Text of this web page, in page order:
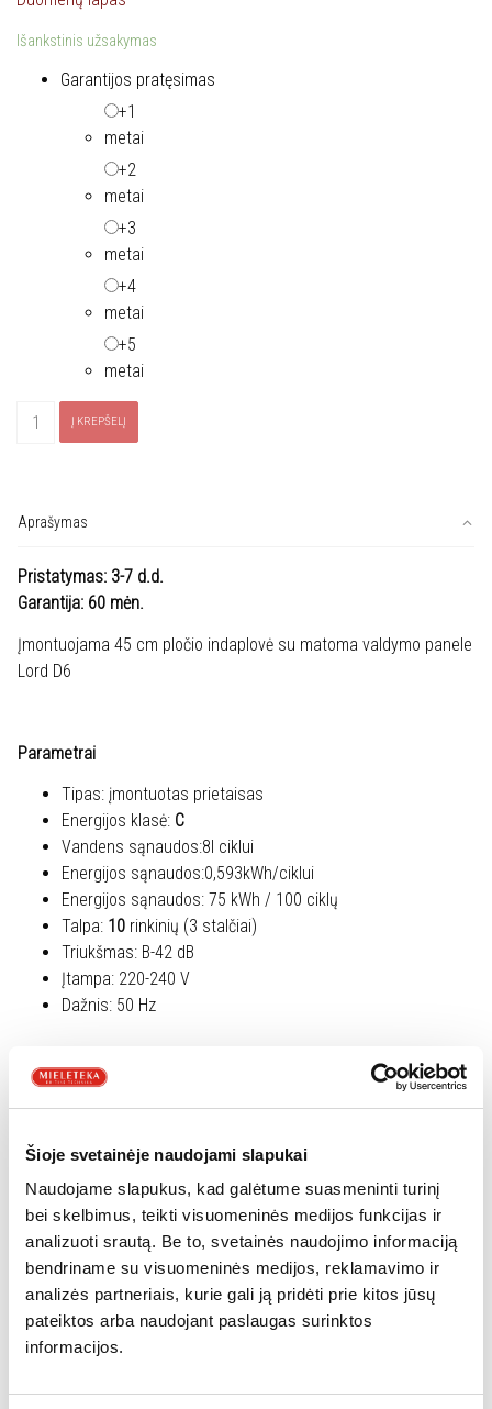
Šioje svetainėje naudojami slapukai
Naudojame slapukus, kad galėtume suasmeninti turinį
bei skelbimus, teikti visuomeninės medijos funkcijas ir
analizuoti srautą. Be to, svetainės naudojimo informaciją
bendriname su visuomeninės medijos, reklamavimo ir
analizės partneriais, kurie gali ją pridėti prie kitos jūsų
pateiktos arba naudojant paslaugas surinktos
informacijos.
Išankstinis užsakymas
Garantijos pratęsimas
+1
metai
+2
metai
+3
metai
+4
metai
+5
metai
produkto
D6
Į KREPŠELĮ
Aprašymas
Pristatymas: 3-7 d.d.
Garantija: 60 mėn.
Įmontuojama 45 cm pločio indaplovė su matoma valdymo panele
Lord D6
Parametrai
Tipas: įmontuotas prietaisas
Energijos klasė: C
Vandens sąnaudos:8l ciklui
Energijos sąnaudos:0,593kWh/ciklui
Energijos sąnaudos: 75 kWh / 100 ciklų
Talpa: 10 rinkinių (3 stalčiai)
Triukšmas: B-42 dB
Įtampa: 220-240 V
Dažnis: 50 Hz
Kontrolė ir stebėjimas
Valdymo būdas: mygtukai
Druskos trūkumo indikatorius
Ploviklio trūkumo indikatorius
Vidaus apšvietimas
Indaplovės įranga
Starto atidėjimas iki: 24 val